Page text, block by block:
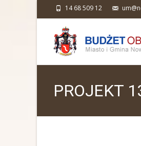
14 68 509 12
PROJEKT